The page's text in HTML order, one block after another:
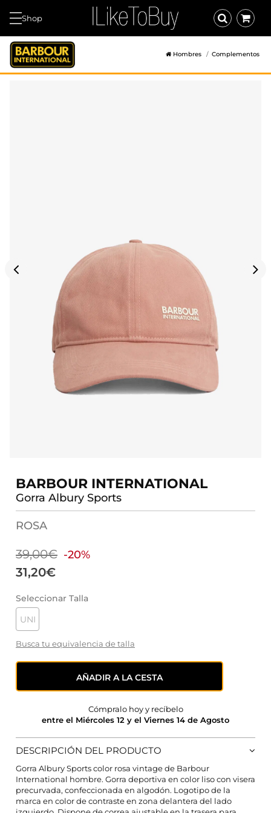
Shop
Hombres Complementos
BARBOUR INTERNATIONAL
Gorra Albury Sports
ROSA
39,00€ -20%
31,20€
Seleccionar Talla
UNI
Busca tu equivalencia de talla
AÑADIR A LA CESTA
Cómpralo hoy y recíbelo
entre el Miércoles 12 y el Viernes 14 de Agosto
DESCRIPCIÓN DEL PRODUCTO
Gorra Albury Sports color rosa vintage de Barbour
International hombre. Gorra deportiva en color liso con visera
precurvada, confeccionada en algodón. Logotipo de la
marca en color de contraste en zona delantera del lado
CONFIGURACIÓN DE COOKIES
HABILITAR TODO RECHAZAR TODO